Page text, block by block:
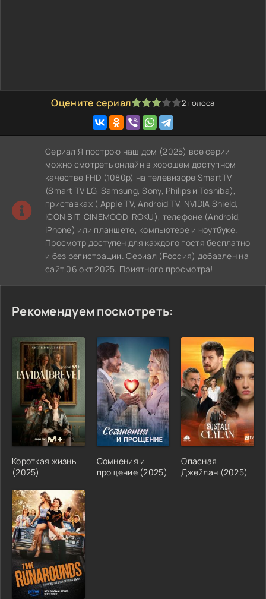
Оцените сериал
1 2 3 4 5 2 голоса
Сериал Я построю наш дом (2025) все серии
можно смотреть онлайн в хорошем доступном
качестве FHD (1080p) на телевизоре SmartTV
(Smart TV LG, Samsung, Sony, Philips и Toshiba),
приставках ( Apple TV, Android TV, NVIDIA Shield,
ICON BIT, CINEMOOD, ROKU), телефоне (Android,
iPhone) или планшете, компьютере и ноутбуке.
Просмотр доступен для каждого гостя бесплатно
и без регистрации. Сериал (Россия) добавлен на
сайт 06 окт 2025. Приятного просмотра!
Рекомендуем посмотреть:
Короткая жизнь
(2025)
Сомнения и
прощение (2025)
Опасная
Джейлан (2025)